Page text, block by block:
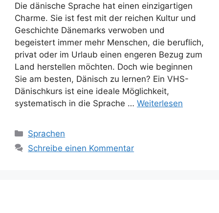
Die dänische Sprache hat einen einzigartigen
Charme. Sie ist fest mit der reichen Kultur und
Geschichte Dänemarks verwoben und
begeistert immer mehr Menschen, die beruflich,
privat oder im Urlaub einen engeren Bezug zum
Land herstellen möchten. Doch wie beginnen
Sie am besten, Dänisch zu lernen? Ein VHS-
Dänischkurs ist eine ideale Möglichkeit,
systematisch in die Sprache … Weiterlesen
Kategorien
Sprachen
Schreibe einen Kommentar